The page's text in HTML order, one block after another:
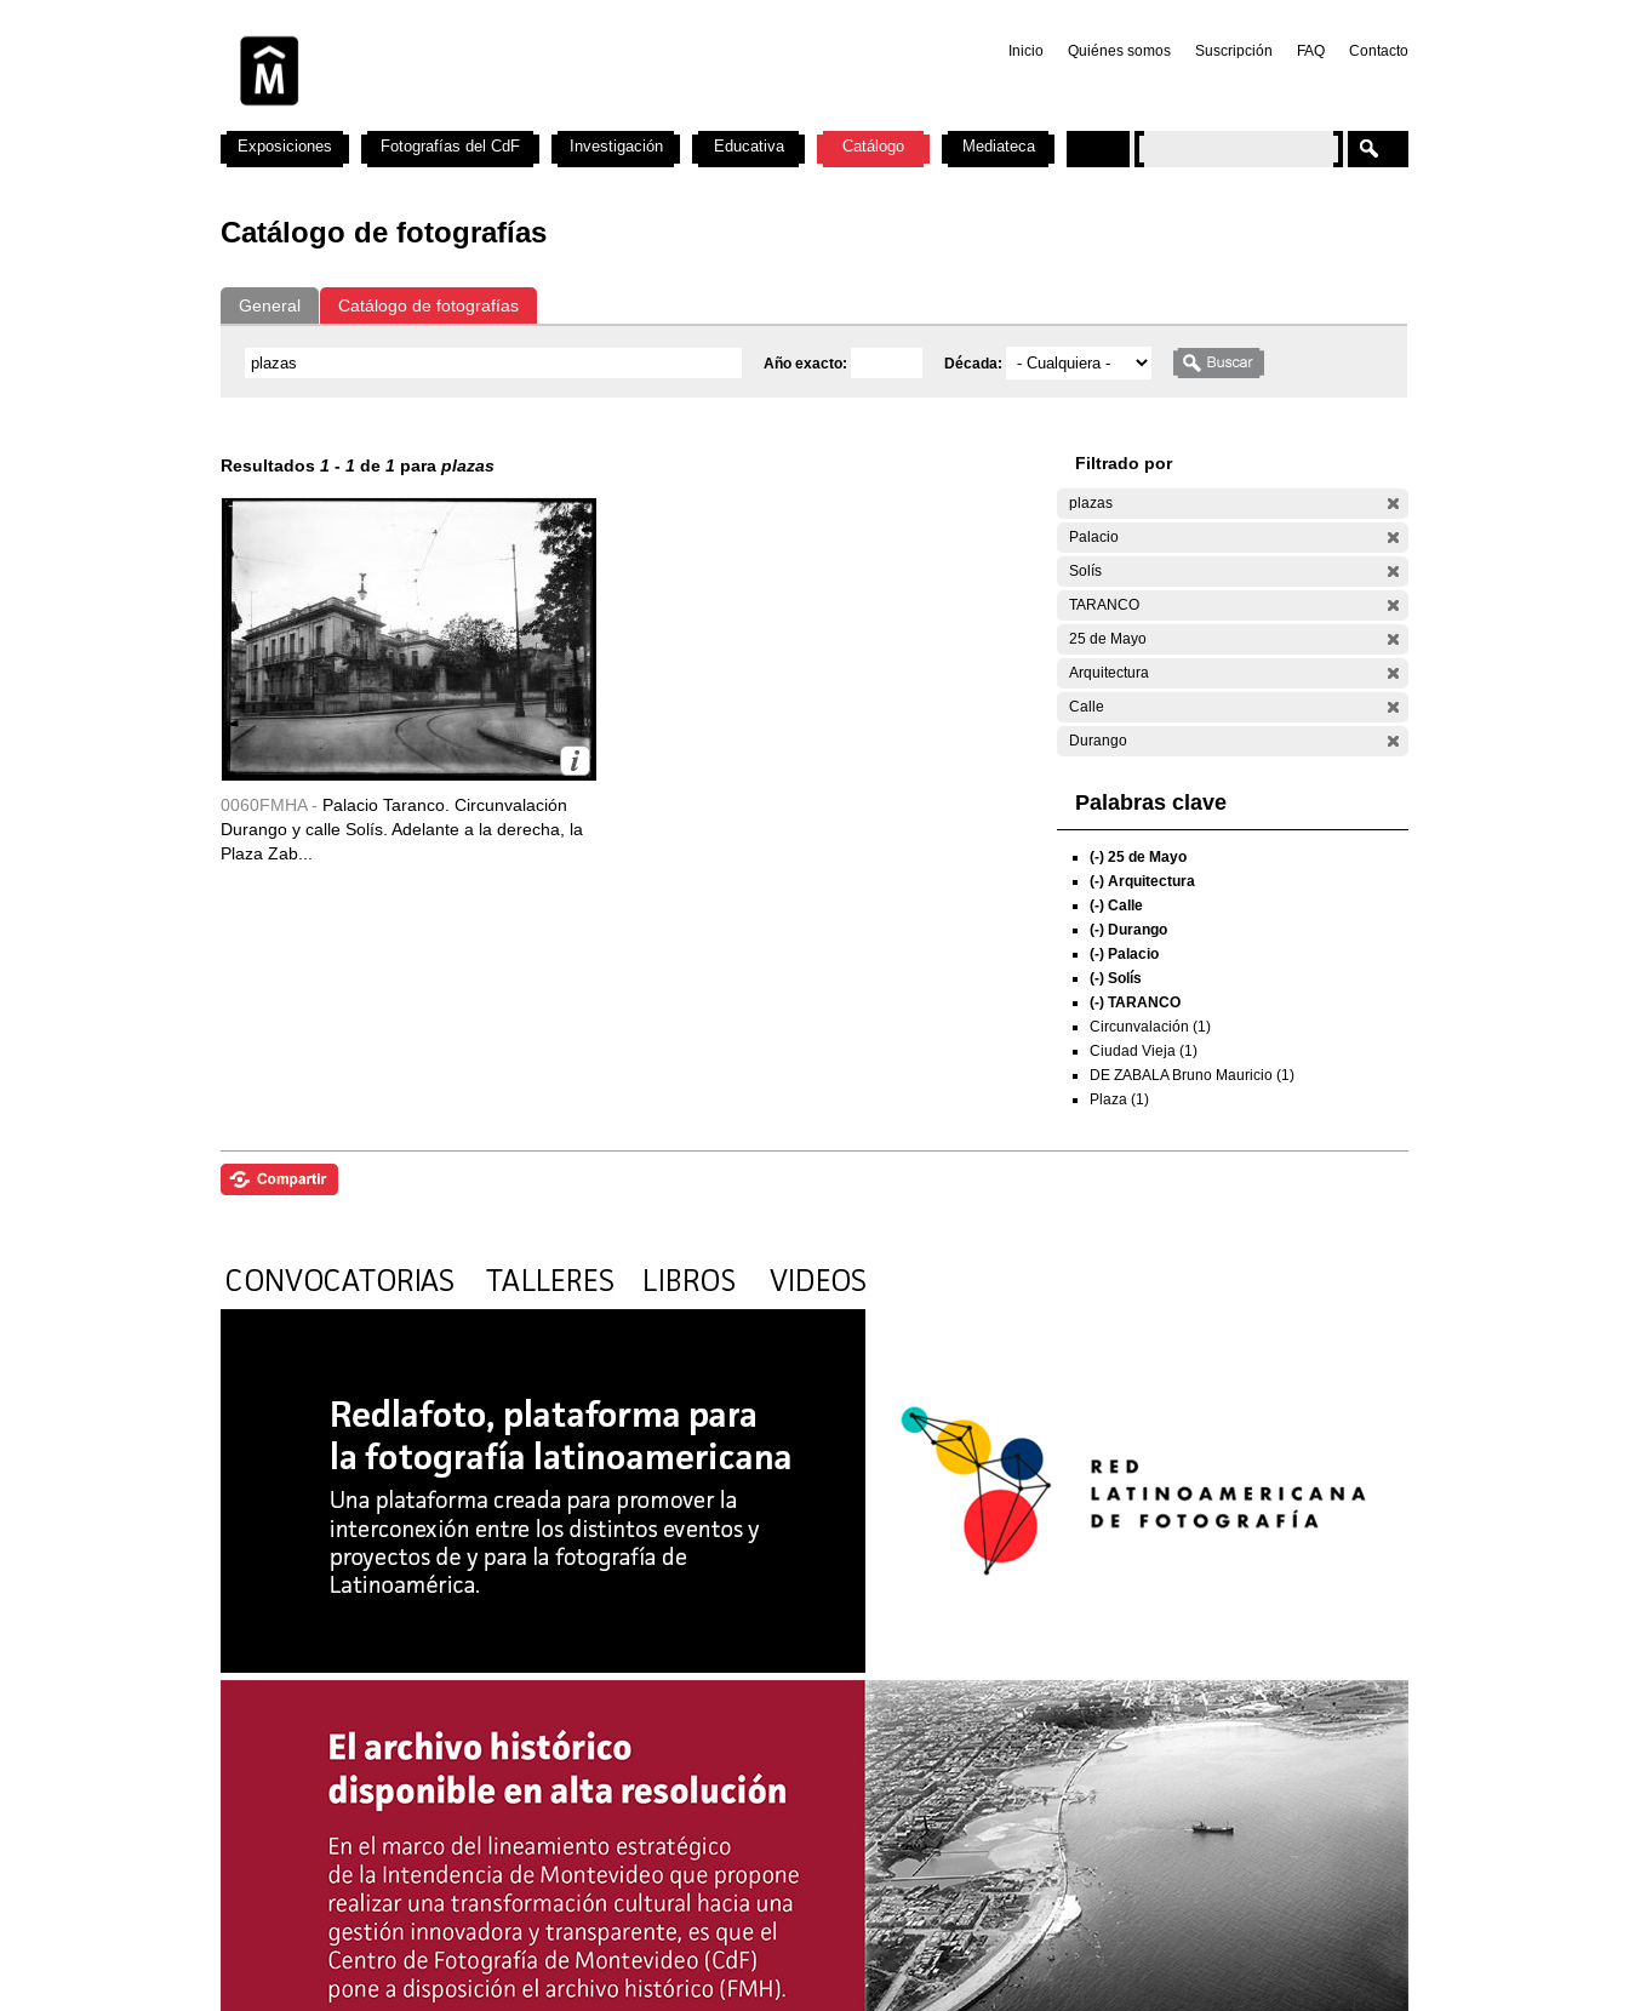
Inicio Quiénes somos Suscripción FAQ Contacto
Catálogo de fotografías
General Catálogo de fotografías
Año exacto: Década:
Resultados 1 - 1 de 1 para plazas
0060FMHA - Palacio Taranco. Circunvalación
Durango y calle Solís. Adelante a la derecha, la
Plaza Zab...
Filtrado por
plazas
Palacio
Solís
TARANCO
25 de Mayo
Arquitectura
Calle
Durango
Palabras clave
(-) 25 de Mayo
(-) Arquitectura
(-) Calle
(-) Durango
(-) Palacio
(-) Solís
(-) TARANCO
Circunvalación (1)
Ciudad Vieja (1)
DE ZABALA Bruno Mauricio (1)
Plaza (1)
Exposiciones Fotografías del CdF Investigación Educativa Catálogo Mediateca